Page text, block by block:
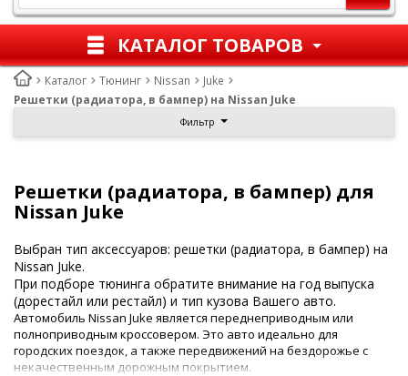
КАТАЛОГ ТОВАРОВ
Каталог Тюнинг Nissan
Juke
Решетки (радиатора, в бампер) на Nissan Juke
Фильтр
Решетки (радиатора, в бампер) для
Nissan Juke
Выбран тип аксессуаров: решетки (радиатора, в бампер) на
Nissan Juke.
При подборе тюнинга обратите внимание на год выпуска
(дорестайл или рестайл) и тип кузова Вашего авто.
Автомобиль Nissan Juke является переднеприводным или
полноприводным кроссовером. Это авто идеально для
городских поездок, а также передвижений на бездорожье с
некачественным дорожным покрытием.